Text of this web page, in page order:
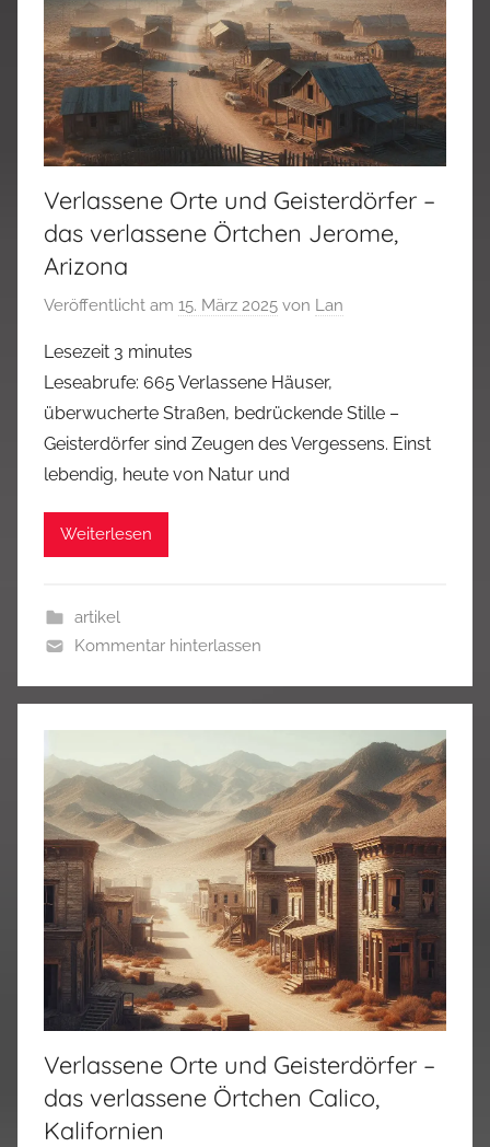
Verlassene Orte und Geisterdörfer –
das verlassene Örtchen Jerome,
Arizona
Veröffentlicht am 15. März 2025 von Lan
Lesezeit 3 minutes
Leseabrufe: 665 Verlassene Häuser,
überwucherte Straßen, bedrückende Stille –
Geisterdörfer sind Zeugen des Vergessens. Einst
lebendig, heute von Natur und
Weiterlesen
artikel
Kommentar hinterlassen
Verlassene Orte und Geisterdörfer –
das verlassene Örtchen Calico,
Kalifornien